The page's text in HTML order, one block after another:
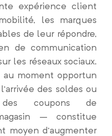
expérience client
les marques
de leur répondre,
de communication
les réseaux sociaux.
au moment opportun
des soldes ou
coupons de
– constitue
moyen d’augmenter